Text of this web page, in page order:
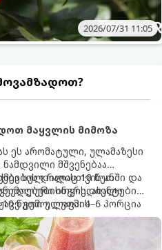
2026/07/31 11:05
მაყვლის მიმოზა
ეს არომატული, ულამაზესი
მშვენებაა
დილისთვის ან
ახალი
გემო, ლაიმის
და ცქრიალა ღვინის
დახვეწილ და
სულ რაღაც 10 წუთში და
ინგრედიენტები
წუთი ულუფა: 4–6 პორცია